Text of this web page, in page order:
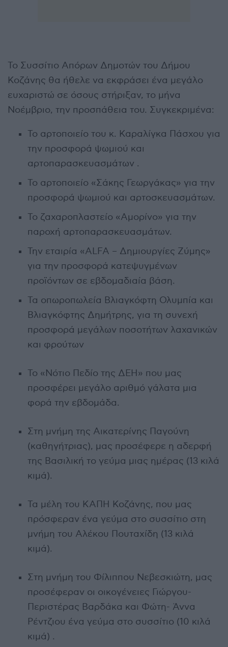
Το Συσσίτιο Απόρων Δημοτών του Δήμου
Κοζάνης θα ήθελε να εκφράσει ένα μεγάλο
ευχαριστώ σε όσους στήριξαν, το μήνα
Νοέμβριο, την προσπάθεια του. Συγκεκριμένα:
Το αρτοποιείο του κ. Καραλίγκα Πάσχου για
την προσφορά ψωμιού και
αρτοπαρασκευασμάτων .
Το αρτοποιείο «Σάκης Γεωργάκας» για την
προσφορά ψωμιού και αρτοσκευασμάτων.
Το ζαχαροπλαστείο «Αμορίνο» για την
παροχή αρτοπαρασκευασμάτων.
Την εταιρία «ALFA – Δημιουργίες Ζύμης»
για την προσφορά κατεψυγμένων
προϊόντων σε εβδομαδιαία βάση.
Τα οπωροπωλεία Βλιαγκόφτη Ολυμπία και
Βλιαγκόφτης Δημήτρης, για τη συνεχή
προσφορά μεγάλων ποσοτήτων λαχανικών
και φρούτων
Το «Νότιο Πεδίο της ΔΕΗ» που μας
προσφέρει μεγάλο αριθμό γάλατα μια
φορά την εβδομάδα.
Στη μνήμη της Αικατερίνης Παγούνη
(καθηγήτριας), μας προσέφερε η αδερφή
της Βασιλική το γεύμα μιας ημέρας (13 κιλά
κιμά).
Τα μέλη του ΚΑΠΗ Κοζάνης, που μας
πρόσφεραν ένα γεύμα στο συσσίτιο στη
μνήμη του Αλέκου Πουταχίδη (13 κιλά
κιμά).
Στη μνήμη του Φίλιππου Νεβεσκιώτη, μας
προσέφεραν οι οικογένειες Γιώργου-
Περιστέρας Βαρδάκα και Φώτη- Άννα
Ρέντζιου ένα γεύμα στο συσσίτιο (10 κιλά
κιμά) .